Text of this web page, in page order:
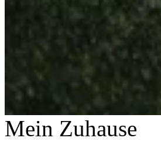
Mein Zuhause